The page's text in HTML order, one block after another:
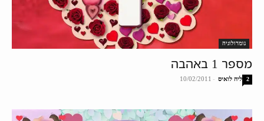
נומרולוגיה
מספר 1 באהבה
ליה לואיס -
10/02/2011 2